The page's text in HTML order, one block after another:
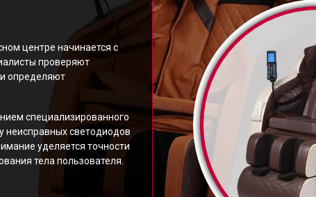
центре начинается с
проверяют
определяют
специализированного
неисправных светодиодов
уделяется точности
тела пользователя.